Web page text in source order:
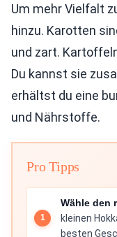
Um mehr Vielfalt
hinzu. Karotten
und zart.
Du kannst sie
erhältst du eine
und Nährstoffe.
Pro Tipps
Wähle den
kleinen
besten